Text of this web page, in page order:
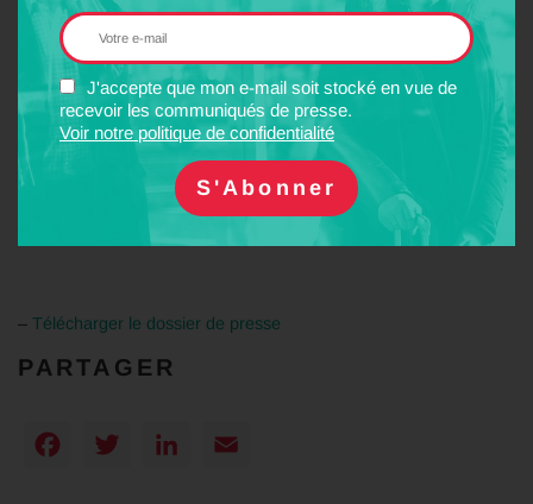
J'accepte que mon e-mail soit stocké en vue de
recevoir les communiqués de presse.
Voir notre politique de confidentialité
– Les coûts externes liés au trafic automobile et supportés par la
collectivité(congestion, accidents, bruit, pollution de l’air,…) se
chiffrent en dizaines de milliards d’euros par an.
– L’étalement urbain diffus, gros consommateur d’espace, se
poursuit malgré certaines mesures de densification. Le trafic
automobile contribue au réchauffement climatique. Au total,
l’usage généralisé de l’automobile participe fortement à la
– Télécharger le dossier de presse
PARTAGER
Facebook
TwitterLinkedIn